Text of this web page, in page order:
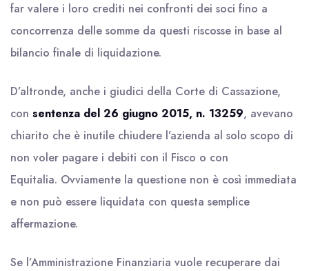
far valere i loro crediti nei confronti dei soci fino a
concorrenza delle somme da questi riscosse in base al
bilancio finale di liquidazione.
D’altronde, anche i giudici della Corte di Cassazione,
con sentenza del 26 giugno 2015, n. 13259, avevano
chiarito che è inutile chiudere l’azienda al solo scopo di
non voler pagare i debiti con il Fisco o con
Equitalia. Ovviamente la questione non è così immediata
e non può essere liquidata con questa semplice
affermazione.
Se l’Amministrazione Finanziaria vuole recuperare dai